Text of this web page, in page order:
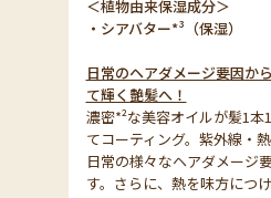
＜植物由来保湿成分＞
・シアバター*³（保湿）
日常のヘアダメージ要因か
て輝く艶髪へ！
濃密*²な美容オイルが髪1本
てコーティング。紫外線・
日常の様々なヘアダメージ
す。さらに、熱を味方につ